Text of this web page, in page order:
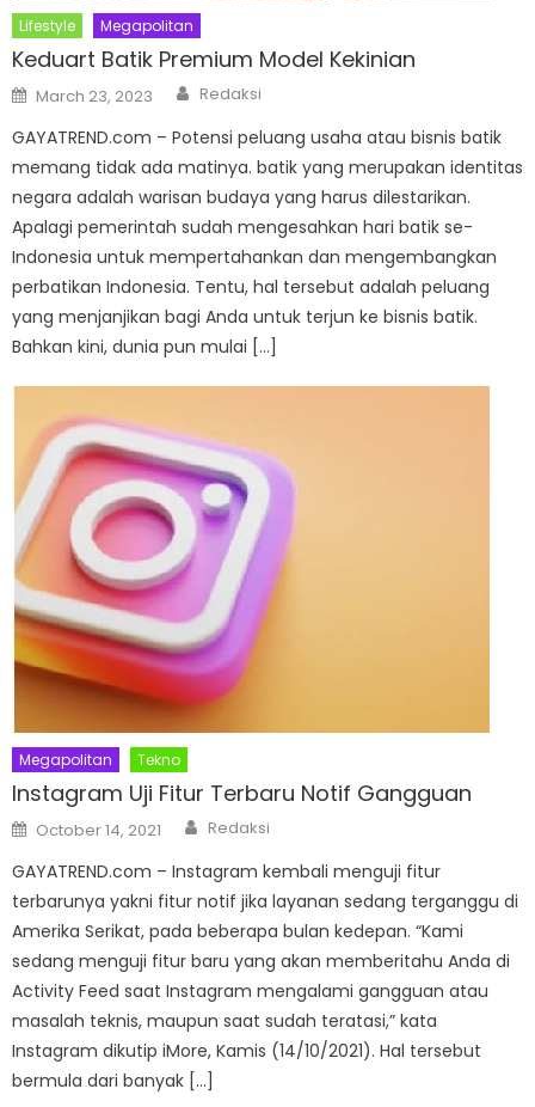
Lifestyle Megapolitan
Keduart Batik Premium Model Kekinian
Posted
on
March 23, 2023 Author
Redaksi
GAYATREND.com – Potensi peluang usaha atau bisnis batik
memang tidak ada matinya. batik yang merupakan identitas
negara adalah warisan budaya yang harus dilestarikan.
Apalagi pemerintah sudah mengesahkan hari batik se-
Indonesia untuk mempertahankan dan mengembangkan
perbatikan Indonesia. Tentu, hal tersebut adalah peluang
yang menjanjikan bagi Anda untuk terjun ke bisnis batik.
Bahkan kini, dunia pun mulai […]
Megapolitan Tekno
Instagram Uji Fitur Terbaru Notif Gangguan
Posted
on
October 14, 2021 Author
Redaksi
GAYATREND.com – Instagram kembali menguji fitur
terbarunya yakni fitur notif jika layanan sedang terganggu di
Amerika Serikat, pada beberapa bulan kedepan. “Kami
sedang menguji fitur baru yang akan memberitahu Anda di
Activity Feed saat Instagram mengalami gangguan atau
masalah teknis, maupun saat sudah teratasi,” kata
Instagram dikutip iMore, Kamis (14/10/2021). Hal tersebut
bermula dari banyak […]